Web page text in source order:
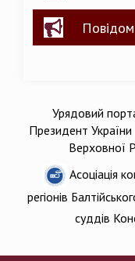
Урядовий
Президент України
Верховної
Асоціація
регіонів
суддів